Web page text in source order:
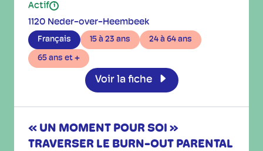
Actif i
1120 Neder-over-Heembeek
Français 15 à 23 ans 24 à 64 ans
65 ans et +
Voir la fiche
« UN MOMENT POUR SOI »
TRAVERSER LE BURN-OUT PARENTAL